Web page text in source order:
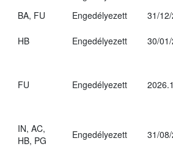
BA, FU Engedélyezett
31/
HB Engedélyezett
30/
FU Engedélyezett
IN, AC,
HB, PG
Engedélyezett 31/